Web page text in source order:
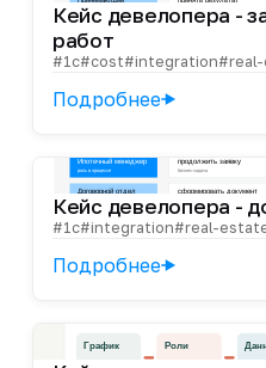
Кейс девелопера -
работ
#1c#cost#integration
Подробнее
Кейс девелопера -
#1c#integration#real-
Подробнее